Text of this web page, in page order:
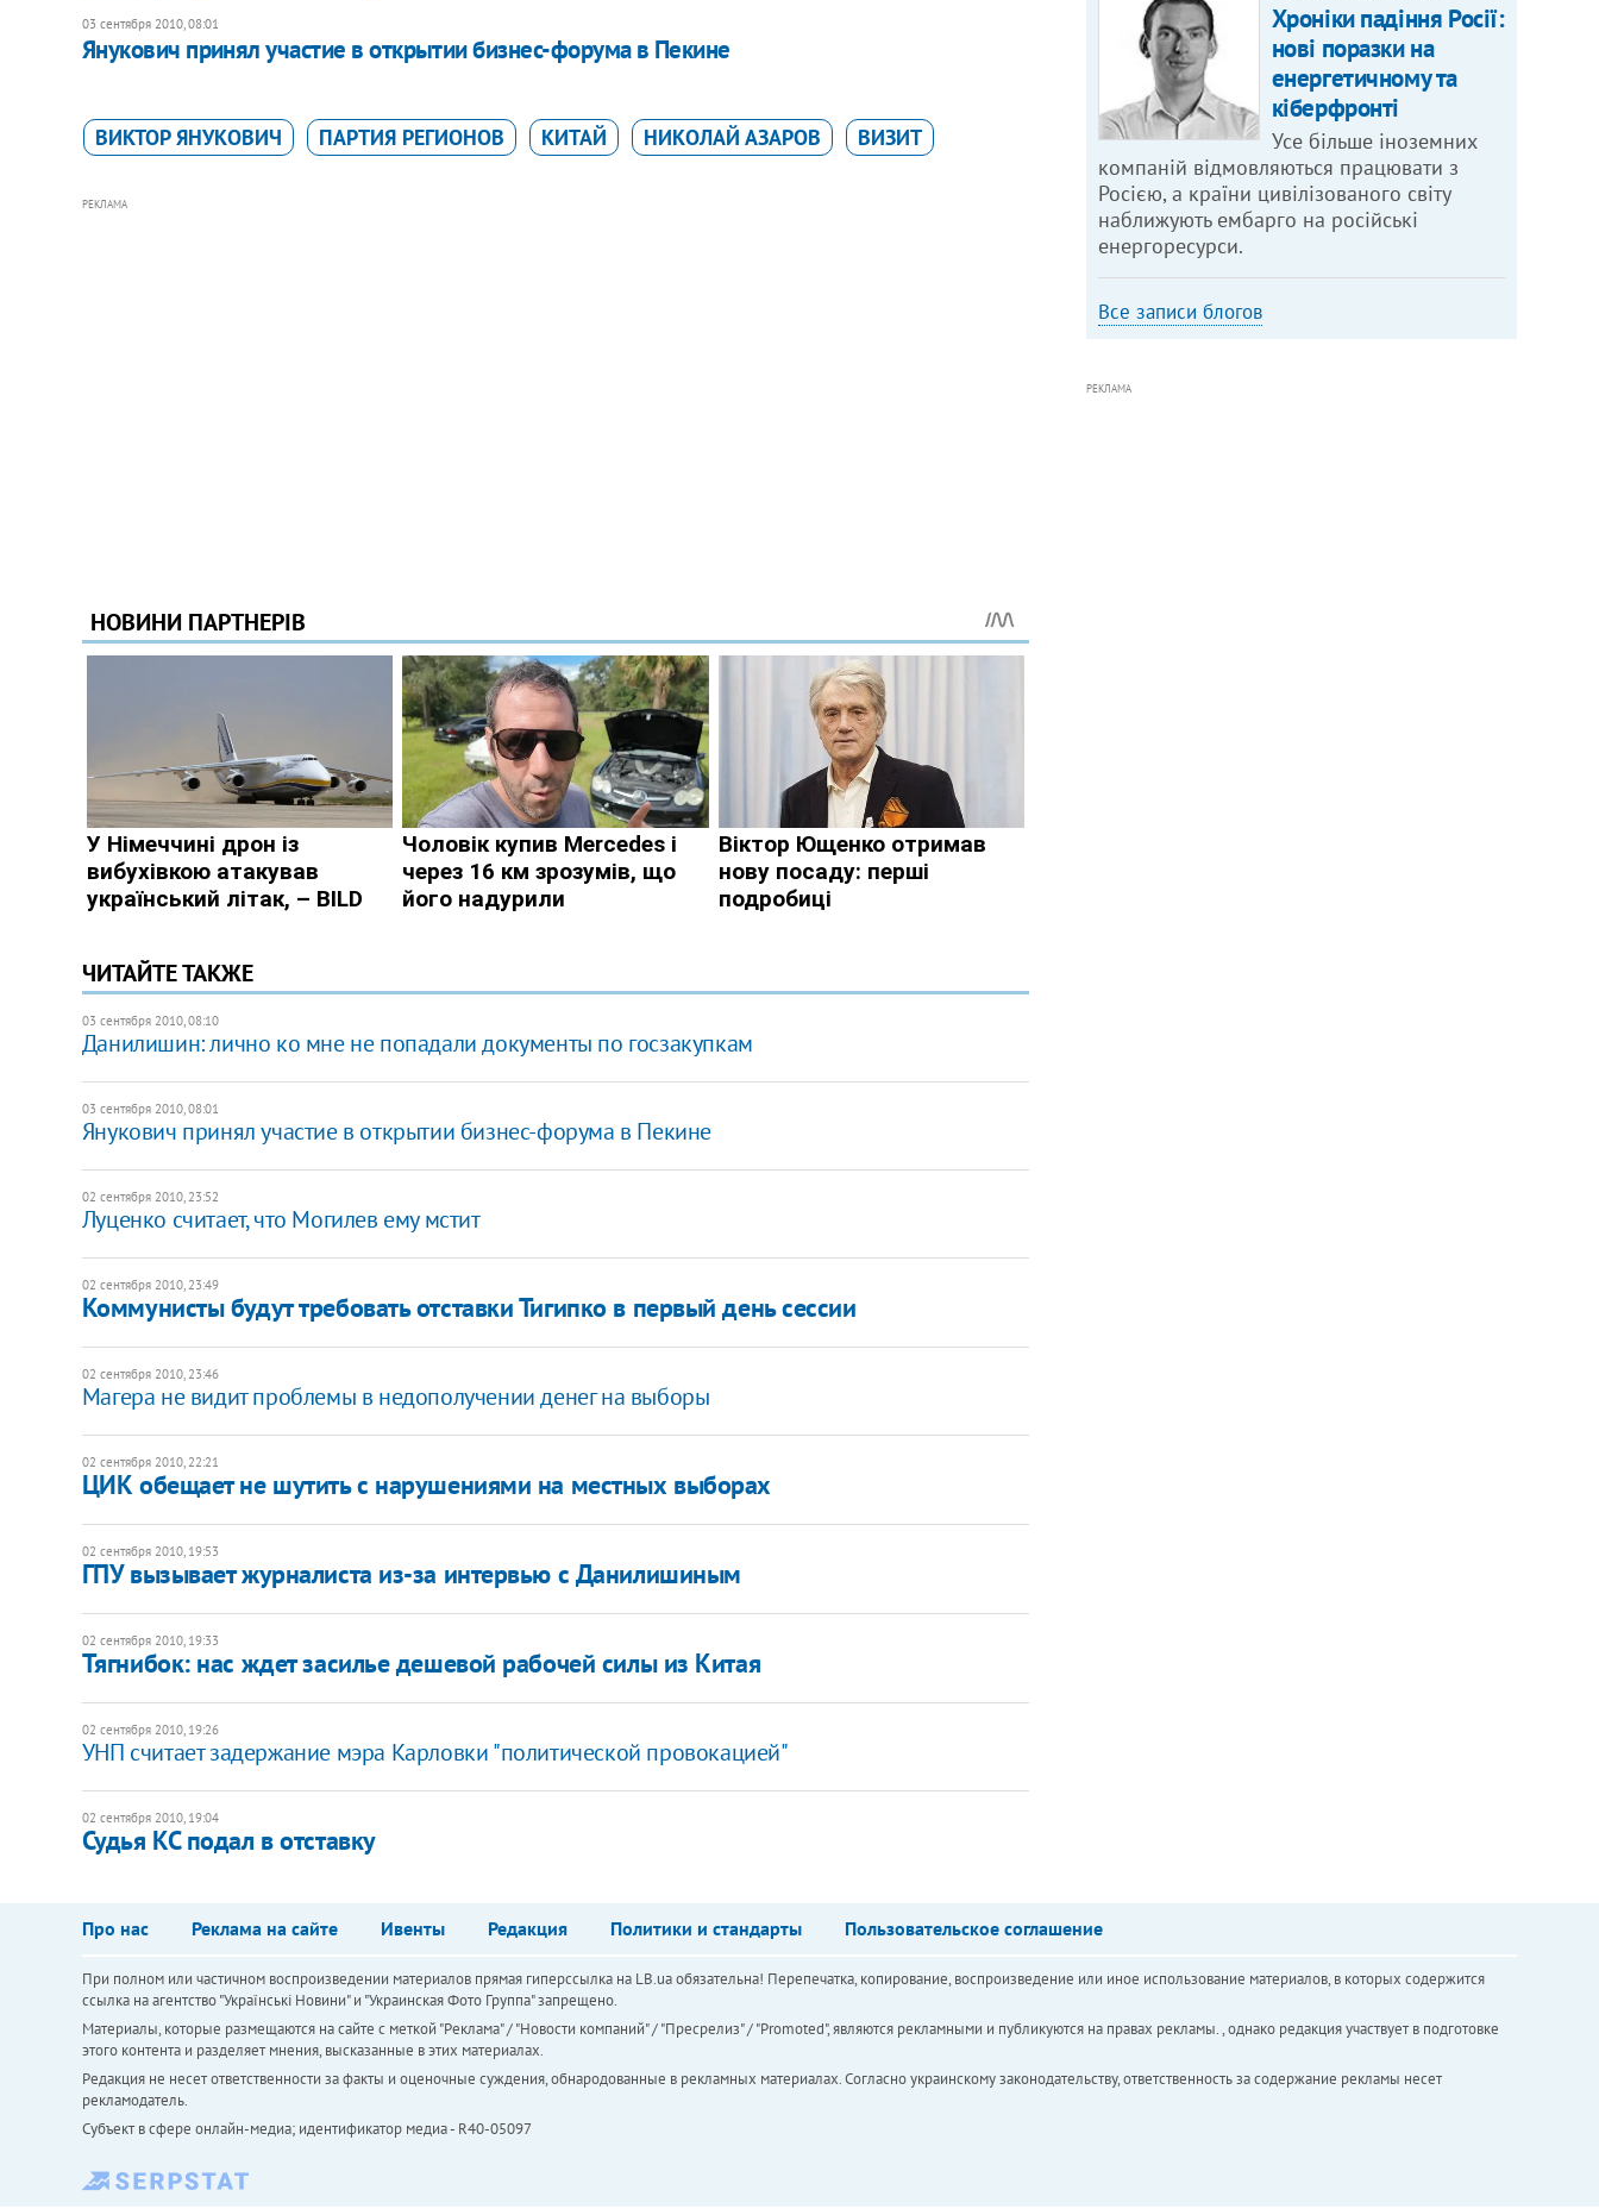
03 сентября 2010, 08:01
Янукович принял участие в открытии бизнес-форума в Пекине
ВИКТОР ЯНУКОВИЧ ПАРТИЯ РЕГИОНОВ КИТАЙ НИКОЛАЙ АЗАРОВ ВИЗИТ
РЕКЛАМА
ЧИТАЙТЕ ТАКЖЕ
03 сентября 2010, 08:10
Данилишин: лично ко мне не попадали документы по госзакупкам
03 сентября 2010, 08:01
Янукович принял участие в открытии бизнес-форума в Пекине
02 сентября 2010, 23:52
Луценко считает, что Могилев ему мстит
02 сентября 2010, 23:49
Коммунисты будут требовать отставки Тигипко в первый день сессии
02 сентября 2010, 23:46
Магера не видит проблемы в недополучении денег на выборы
02 сентября 2010, 22:21
​ЦИК обещает не шутить с нарушениями на местных выборах
02 сентября 2010, 19:53
ГПУ вызывает журналиста из-за интервью с Данилишиным
02 сентября 2010, 19:33
Тягнибок: нас ждет засилье дешевой рабочей силы из Китая
02 сентября 2010, 19:26
УНП считает задержание мэра Карловки "политической провокацией"
02 сентября 2010, 19:04
Судья КС подал в отставку
Хроніки падіння Росії:
нові поразки на
енергетичному та
кіберфронті
Усе більше іноземних
компаній відмовляються працювати з
Росією, а країни цивілізованого світу
наближують ембарго на російські
енергоресурси.
Все записи блогов
РЕКЛАМА
Про нас Реклама на сайте Ивенты Редакция Политики и стандарты Пользовательское соглашение
При полном или частичном воспроизведении материалов прямая гиперссылка на LB.ua обязательна! Перепечатка, копирование, воспроизведение или иное использование материалов, в которых содержится
ссылка на агентство "Українськi Новини" и "Украинская Фото Группа" запрещено.
Материалы, которые размещаются на сайте с меткой "Реклама" / "Новости компаний" / "Пресрелиз" / "Promoted", являются рекламными и публикуются на правах рекламы. , однако редакция участвует в подготовке
этого контента и разделяет мнения, высказанные в этих материалах.
Редакция не несет ответственности за факты и оценочные суждения, обнародованные в рекламных материалах. Согласно украинскому законодательству, ответственность за содержание рекламы несет
рекламодатель.
Субъект в сфере онлайн-медиа; идентификатор медиа - R40-05097